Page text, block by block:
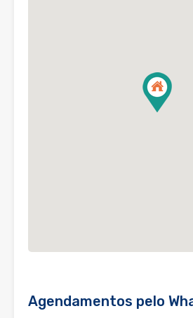
Agendamentos pelo